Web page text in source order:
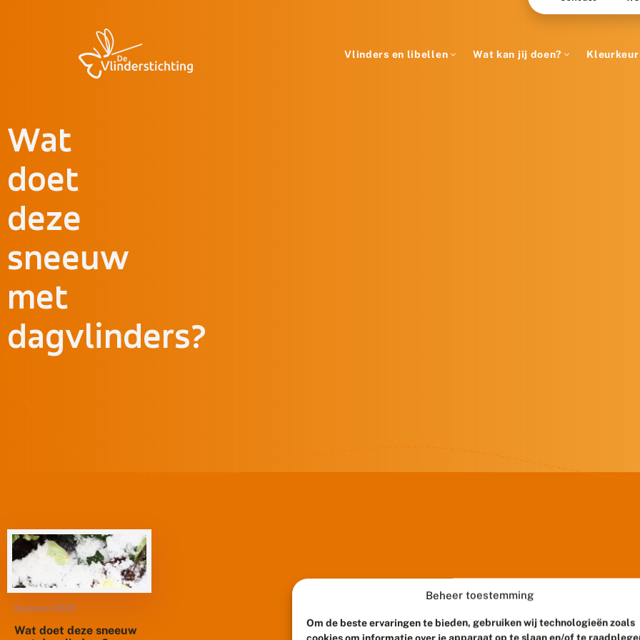
Beheer toestemming
Om de beste ervaringen te bieden, gebruiken wij technologieën zoals
cookies om informatie over je apparaat op te slaan en/of te
Vlinders en libellen Wat kan jij doen? Kleurkeur
Wat
doet
deze
sneeuw
met
dagvlinders?
8 januari 2026
Wat doet deze sneeuw